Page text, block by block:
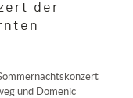
der
und Domenic